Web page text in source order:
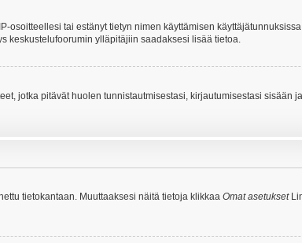
osoitteellesi tai estänyt tietyn nimen käyttämisen
keskustelufoorumin ylläpitäjiin saadaksesi lisää tietoa.
jotka pitävät huolen tunnistautmisestasi, kirjautumisestasi sisään
tietokantaan. Muuttaaksesi näitä tietoja klikkaa Omat asetukset